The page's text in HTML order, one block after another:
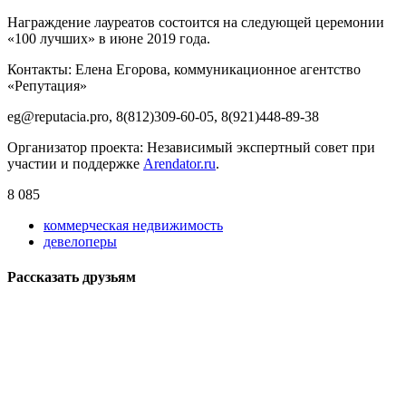
Награждение лауреатов состоится на следующей церемонии
«100 лучших» в июне 2019 года.
Контакты: Елена Егорова, коммуникационное агентство
«Репутация»
eg@reputacia.pro, 8(812)309-60-05, 8(921)448-89-38
Организатор проекта: Независимый экспертный совет при
участии и поддержке Arendator.ru.
8 085
коммерческая недвижимость
девелоперы
Рассказать друзьям